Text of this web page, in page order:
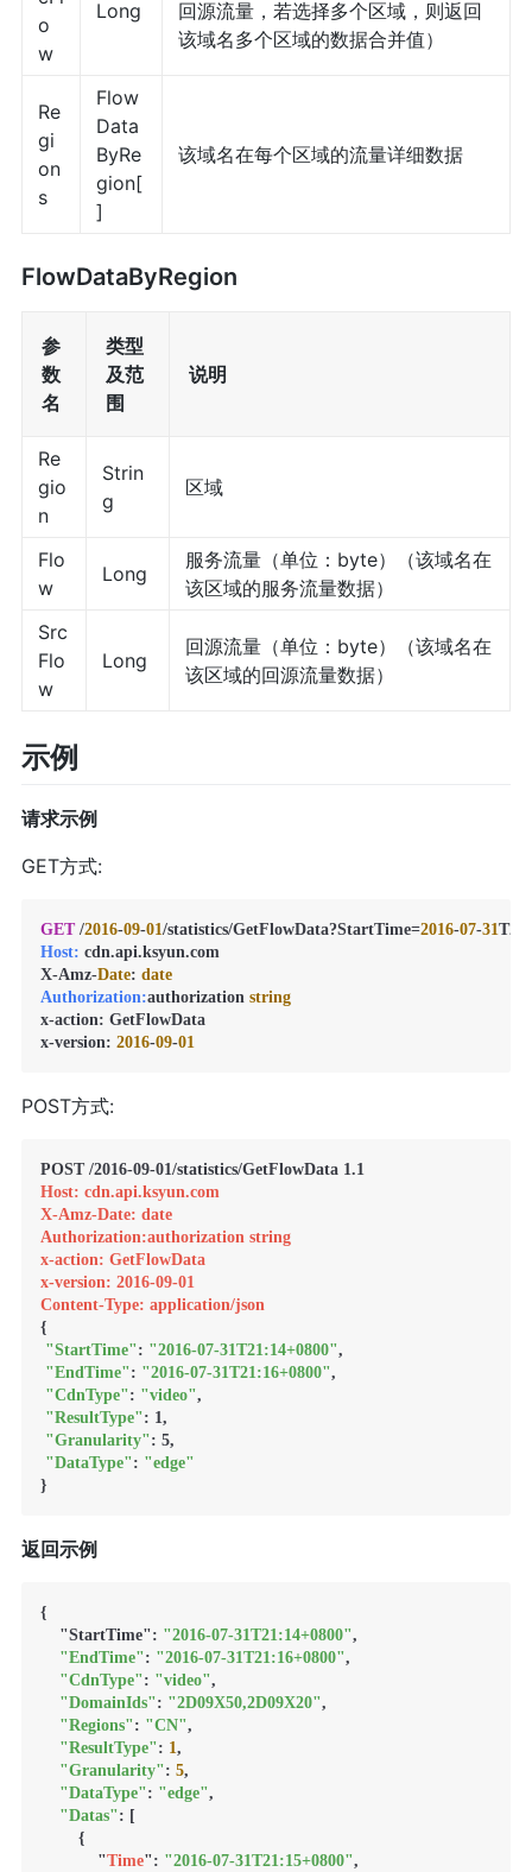
o
w
Long
回源流量，若选择多个区域，则返回
该域名多个区域的数据合并值）
Re
gi
on
s
Flow
Data
ByRe
gion[
]
该域名在每个区域的流量详细数据
FlowDataByRegion
参
数
名
类型
及范
围
说明
Re
gio
n
Strin
g
区域
Flo
w
Long
服务流量（单位：byte）（该域名在
该区域的服务流量数据）
Src
Flo
w
Long
回源流量（单位：byte）（该域名在
该区域的回源流量数据）
示例
请求示例
GET方式:
GET /2016-09-01 /statistics/GetFlowData?StartTime=2016-07-31
Host: cdn.api.ksyun.com
X-Amz-Date: date
Authorization:authorization string
x-action: GetFlowData
x-version: 2016-09-01
POST方式:
Host: cdn.api.ksyun.com
X-Amz-Date: date
Authorization:authorization string
x-action: GetFlowData
x-version: 2016-09-01
Content-Type: application/json
{
"StartTime": "2016-07-31T21:14+0800",
"EndTime": "2016-07-31T21:16+0800",
"CdnType": "video",
"ResultType": 1,
"Granularity": 5,
"DataType": "edge"
返回示例
{
    "StartTime":
"2016-07-31T21:14+0800",
"EndTime": "2016-07-31T21:16+0800",
"CdnType": "video",
"DomainIds": "2D09X50,2D09X20",
"Regions": "CN",
"ResultType": 1 ,
"Granularity": 5,
"DataType": "edge",
"Datas": [
        {
            "
Time": "2016-07-31T21:15+0800",